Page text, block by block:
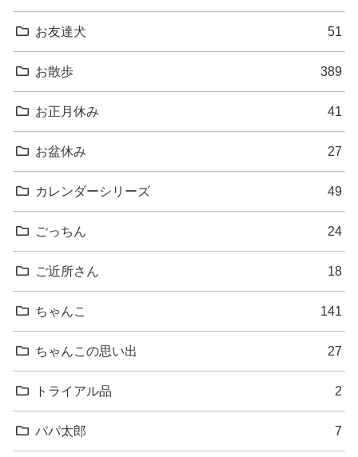
お友達犬 51
お散歩 389
お正月休み 41
お盆休み 27
カレンダーシリーズ 49
ごっちん 24
ご近所さん 18
ちゃんこ 141
ちゃんこの思い出 27
トライアル品 2
パパ太郎 7